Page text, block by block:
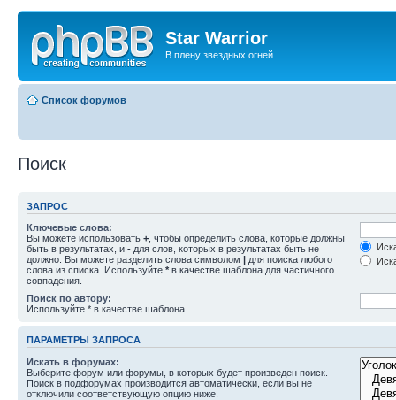
Star Warrior
В плену звездных огней
Список форумов
Поиск
ЗАПРОС
Ключевые слова:
Вы можете использовать + , чтобы определить слова, которые должны
быть в результатах, и - для слов, которых в результатах быть не
должно. Вы можете разделить слова символом | для поиска любого
слова из списка. Используйте * в качестве шаблона для частичного
совпадения.
Поиск по автору:
Используйте * в качестве шаблона.
ПАРАМЕТРЫ ЗАПРОСА
Искать в форумах:
Выберите форум или форумы, в которых будет произведен поиск.
Поиск в подфорумах производится автоматически, если вы не
отключили соответствующую опцию ниже.